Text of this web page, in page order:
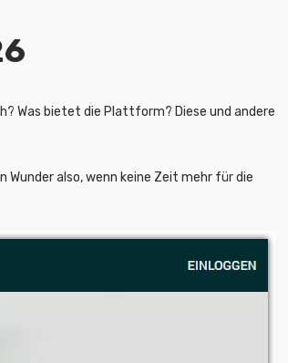
Was bietet die Plattform? Diese und andere
also, wenn keine Zeit mehr für die